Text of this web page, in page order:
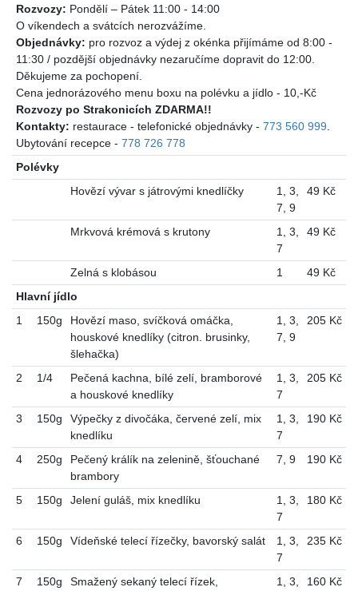
Rozvozy: Pondělí – Pátek 11:00 - 14:00
O víkendech a svátcích nerozvážíme.
Objednávky: pro rozvoz a výdej z okénka přijímáme od 8:00 -
11:30 / pozdější objednávky nezaručíme dopravit do 12:00.
Děkujeme za pochopení.
Cena jednorázového menu boxu na polévku a jídlo - 10,-Kč
Rozvozy po Strakonicích ZDARMA!!
Kontakty: restaurace - telefonické objednávky - 773 560 999.
Ubytování recepce - 778 726 778
Polévky
Hovězí vývar s játrovými knedlíčky
1, 3,
7, 9
49 Kč
Mrkvová krémová s krutony 1, 3,
7
49 Kč
Zelná s klobásou 1
49 Kč
Hlavní jídlo
1
150g
Hovězí maso, svíčková omáčka,
houskové knedlíky (citron. brusinky,
šlehačka)
1, 3,
7, 9
205 Kč
2 1/4
Pečená kachna, bílé zelí, bramborové
a houskové knedlíky
1, 3,
7
205 Kč
3 150g
Výpečky z divočáka, červené zelí, mix
knedlíku
1, 3,
7
190 Kč
4 250g
Pečený králík na zelenině, šťouchané
brambory
7, 9 190 Kč
5 150g Jelení guláš, mix knedlíku 1, 3,
7
180 Kč
6 150g Vídeňské telecí řízečky, bavorský salát 1, 3,
7
235 Kč
7 150g
Smažený sekaný telecí řízek,
1, 3,
160 Kč